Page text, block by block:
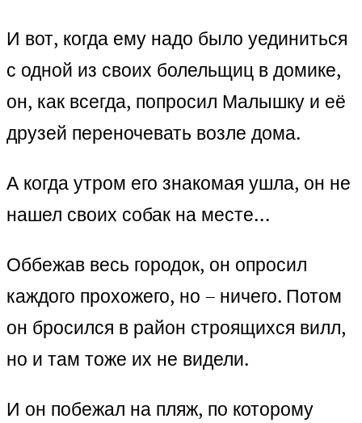
И вот, когда ему надо было уединиться
с одной из своих болельщиц в домике,
он, как всегда, попросил Малышку и её
друзей переночевать возле дома.
А когда утром его знакомая ушла, он не
нашел своих собак на месте…
Оббежав весь городок, он опросил
каждого прохожего, но – ничего. Потом
он бросился в район строящихся вилл,
но и там тоже их не видели.
И он побежал на пляж, по которому